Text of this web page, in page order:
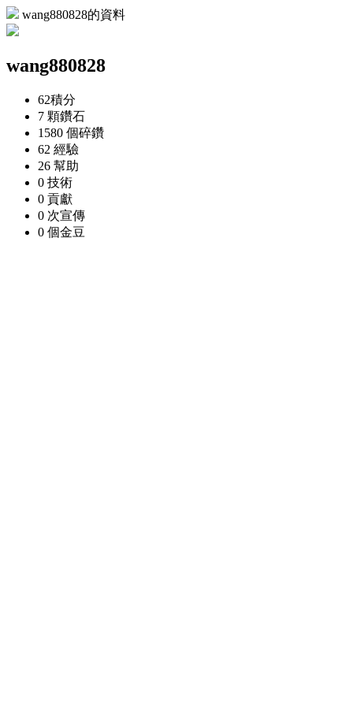
wang880828的資料
wang880828
62積分
7 顆鑽石
1580 個碎鑽
62 經驗
26 幫助
0 技術
0 貢獻
0 次宣傳
0 個金豆